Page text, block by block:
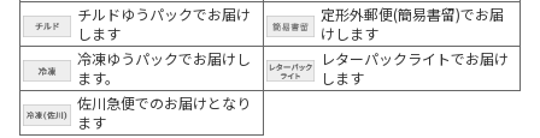
チルドゆうパックでお届け
します
定形外郵便(簡易書留)でお届
けします
冷凍ゆうパックでお届けし
ます。
レターパックライトでお届け
します
佐川急便でのお届けとなり
ます